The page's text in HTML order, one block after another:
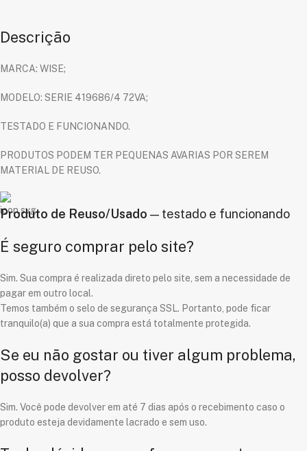
Descrição
MARCA: WISE;
MODELO: SERIE 419686/4 72VA;
TESTADO E FUNCIONANDO.
PRODUTOS PODEM TER PEQUENAS AVARIAS POR SEREM
MATERIAL DE REUSO.
Produto de Reuso/Usado — testado e funcionando
É seguro comprar pelo site?
Sim. Sua compra é realizada direto pelo site, sem a necessidade de
pagar em outro local.
Temos também o selo de segurança SSL. Portanto, pode ficar
tranquilo(a) que a sua compra está totalmente protegida.
Se eu não gostar ou tiver algum problema,
posso devolver?
Sim. Você pode devolver em até 7 dias após o recebimento caso o
produto esteja devidamente lacrado e sem uso.